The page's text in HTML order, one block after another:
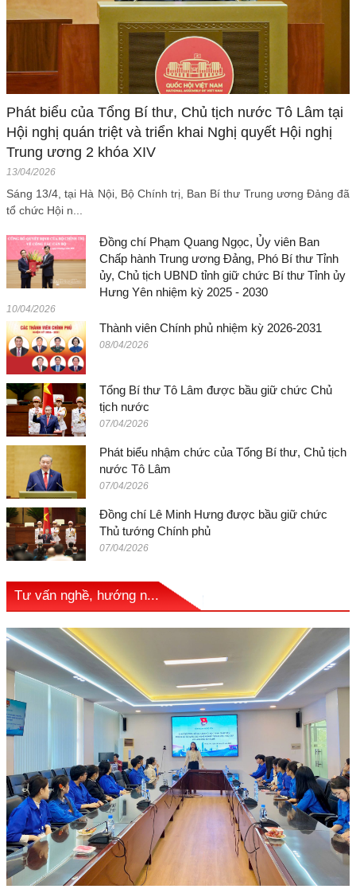
Phát biểu của Tổng Bí thư, Chủ tịch nước Tô Lâm tại
Hội nghị quán triệt và triển khai Nghị quyết Hội nghị
Trung ương 2 khóa XIV
13/04/2026
Sáng 13/4, tại Hà Nội, Bộ Chính trị, Ban Bí thư Trung ương Đảng đã
tổ chức Hội n...
Đồng chí Phạm Quang Ngọc, Ủy viên Ban
Chấp hành Trung ương Đảng, Phó Bí thư Tỉnh
ủy, Chủ tịch UBND tỉnh giữ chức Bí thư Tỉnh ủy
Hưng Yên nhiệm kỳ 2025 - 2030
10/04/2026
Thành viên Chính phủ nhiệm kỳ 2026-2031
08/04/2026
Tổng Bí thư Tô Lâm được bầu giữ chức Chủ
tịch nước
07/04/2026
Phát biểu nhậm chức của Tổng Bí thư, Chủ tịch
nước Tô Lâm
07/04/2026
Đồng chí Lê Minh Hưng được bầu giữ chức
Thủ tướng Chính phủ
07/04/2026
Tư vấn nghề, hướng n...